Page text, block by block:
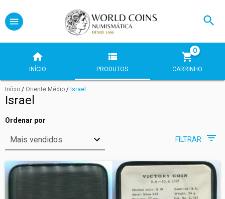
INÍCIO PRODUTOS CARRINHO
0
Início / Oriente Médio / Israel
Israel
Ordenar por
FILTRAR